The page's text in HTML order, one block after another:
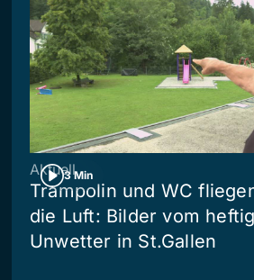
3 Min
Aktuell
Trampolin und WC
die Luft: Bilder vom
Unwetter in St.Gallen